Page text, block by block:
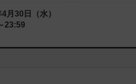
月30日（水）
23:59